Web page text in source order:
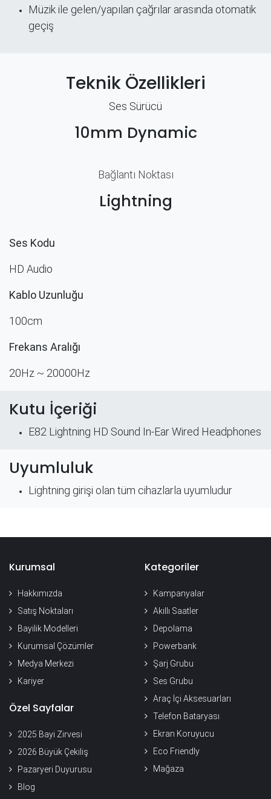
Müzik ile gelen/yapılan çağrılar arasında otomatik
geçiş
Teknik Özellikleri
Ses Sürücü
10mm Dynamic
Bağlantı Noktası
Lightning
Ses Kodu
HD Audio
Kablo Uzunluğu
100cm
Frekans Aralığı
20Hz ~ 20000Hz
Kutu İçeriği
E82 Lightning HD Sound In-Ear Wired Headphones
Uyumluluk
Lightning girişi olan tüm cihazlarla uyumludur
Kurumsal
Hakkımızda
Satış Noktaları
Bayilik Modelleri
Kurumsal Çözümler
Medya Merkezi
Kariyer
Özel Sayfalar
2025 Bayi Zirvesi
2026 Büyük Çekiliş
Pazaryeri Duyurusu
Blog
Kategoriler
Kampanyalar
Akıllı Saatler
Depolama
Powerbank
Şarj Grubu
Ses Grubu
Araç İçi Aksesuarları
Telefon Bataryası
Ekran Koruyucu
Eco Friendly
Mağaza